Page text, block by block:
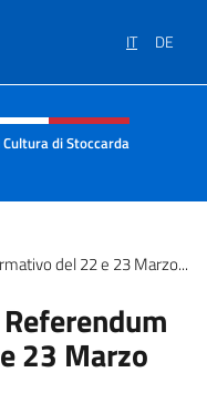
IT DE
e menù
di Stoccarda
del 22 e 23 Marzo...
23 Marzo